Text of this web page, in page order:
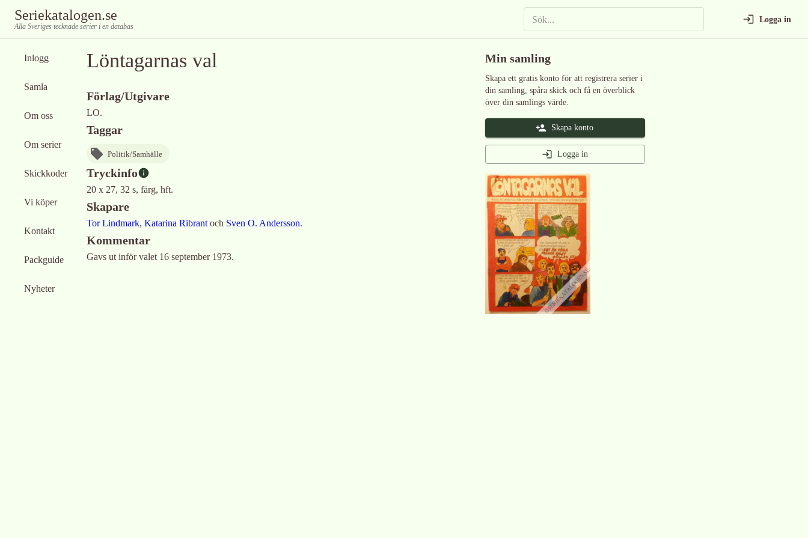
Seriekatalogen.se
Alla Sveriges tecknade serier i en databas
Logga in
Inlogg
Samla
Om oss
Om serier
Skickkoder
Vi köper
Kontakt
Packguide
Nyheter
Löntagarnas val
Förlag/Utgivare
LO.
Taggar
Politik/Samhälle
Tryckinfo
20 x 27, 32 s, färg, hft.
Skapare
Tor Lindmark, Katarina Ribrant och Sven O. Andersson.
Kommentar
Gavs ut inför valet 16 september 1973.
Min samling
Skapa ett gratis konto för att registrera serier i
din samling, spåra skick och få en överblick
över din samlings värde.
Skapa konto
Logga in